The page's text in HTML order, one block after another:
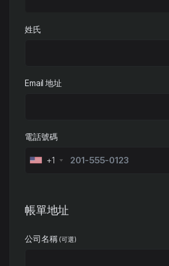
姓氏
Email 地址
電話號碼
+1
帳單地址
公司名稱 (可選)